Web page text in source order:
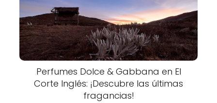
Perfumes Dolce & Gabbana en El
Corte Inglés: ¡Descubre las últimas
fragancias!